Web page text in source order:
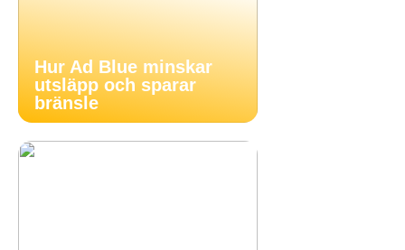
Hur Ad Blue minskar
utsläpp och sparar
bränsle